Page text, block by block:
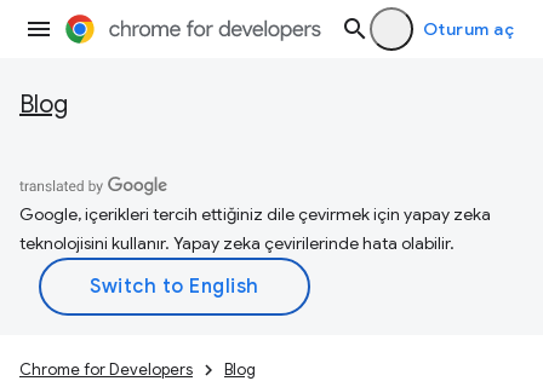
Oturum aç
Blog
Google, içerikleri tercih ettiğiniz dile çevirmek için yapay zeka
teknolojisini kullanır. Yapay zeka çevirilerinde hata olabilir.
Chrome for Developers Blog